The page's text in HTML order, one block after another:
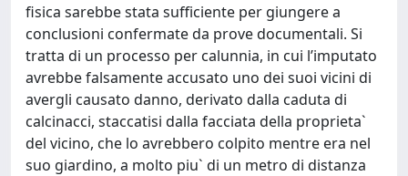
fisica sarebbe stata sufficiente per giungere a
conclusioni confermate da prove documentali. Si
tratta di un processo per calunnia, in cui l’imputato
avrebbe falsamente accusato uno dei suoi vicini di
avergli causato danno, derivato dalla caduta di
calcinacci, staccatisi dalla facciata della proprieta`
del vicino, che lo avrebbero colpito mentre era nel
suo giardino, a molto piu` di un metro di distanza